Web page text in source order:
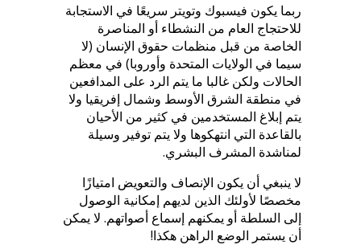
ربما يكون فيسبوك وتويتر سريعًا في الاستجابة
للاحتجاج العام من النشطاء أو المناصرة
الخاصة من قبل منظمات حقوق الإنسان (لا
سيما في الولايات المتحدة وأوروبا) في معظم
الحالات ولكن غالبا ما يتم الرد على المدافعين
في منطقة الشرق الأوسط وشمال إفريقيا ولا
يتم إبلاغ المستخدمين في كثير من الأحيان
بالقاعدة التي انتهكوها ولا يتم توفير وسيلة
لمناشدة المشرف البشري.
لا ينبغي أن يكون الإنصاف والتعويض امتيازًا
مخصصًا لأولئك الذين لديهم إمكانية الوصول
إلى السلطة أو يمكنهم إسماع أصواتهم. لا يمكن
أن يستمر الوضع الراهن هكذا!